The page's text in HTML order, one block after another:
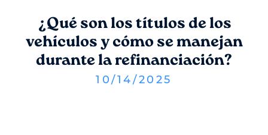
¿Qué son los títulos de los
vehículos y cómo se manejan
durante la refinanciación?
10/ 14 / 2025